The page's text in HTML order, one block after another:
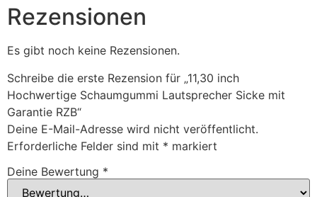
Rezensionen
Es gibt noch keine Rezensionen.
Schreibe die erste Rezension für „11,30 inch
Hochwertige Schaumgummi Lautsprecher Sicke mit
Garantie RZB“
Deine E-Mail-Adresse wird nicht veröffentlicht.
Erforderliche Felder sind mit * markiert
Deine Bewertung *